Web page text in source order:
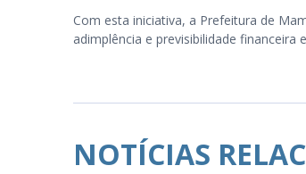
Com esta iniciativa, a Prefeitura de
adimplência e previsibilidade
NOTÍCIAS